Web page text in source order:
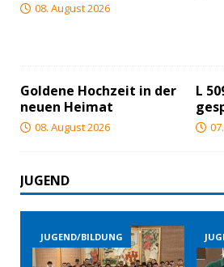
08. August 2026
Goldene Hochzeit in der
neuen Heimat
08. August 2026
L
JUGEND
JUGEND/BILDUNG